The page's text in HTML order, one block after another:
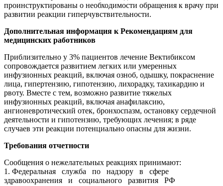
проинструктированы о необходимости обращения к врачу при
развитии реакции гиперчувствительности.
Дополнительная информация к Рекомендациям для
медицинских работников
Приблизительно у 3% пациентов лечение Вектибиксом
сопровождается развитием легких или умеренных
инфузионных реакций, включая озноб, одышку, покраснение
лица, гипертензию, гипотензию, лихорадку, тахикардию и
рвоту. Вместе с тем, возможно развитие тяжелых
инфузионных реакций, включая анафилаксию,
ангионевротический отек, бронхоспазм, остановку сердечной
деятельности и гипотензию, требующих лечения; в ряде
случаев эти реакции потенциально опасны для жизни.
Требования отчетности
Сообщения о нежелательных реакциях принимают:
1. Федеральная служба по надзору в сфере
здравоохранения и социального развития РФ